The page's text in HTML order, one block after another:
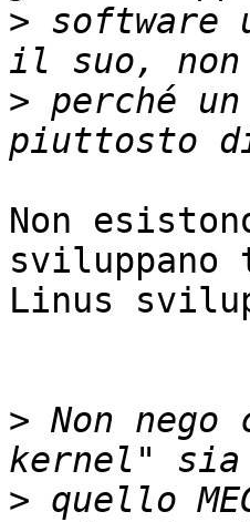
> software
> perché
Non
Linus
> Non
> quello